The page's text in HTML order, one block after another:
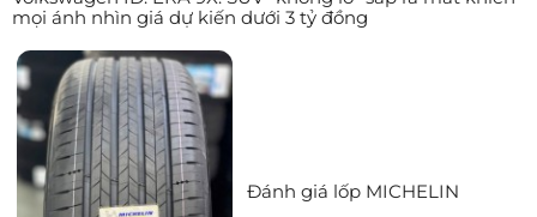
mọi ánh nhìn giá dự kiến dưới 3 tỷ đồng
Đánh giá lốp MICHELIN